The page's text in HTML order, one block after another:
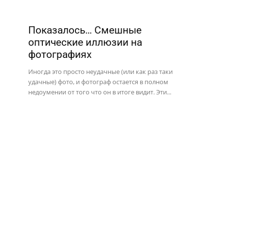
Показалось… Смешные
оптические иллюзии на
фотографиях
Иногда это просто неудачные (или как раз таки
удачные) фото, и фотограф остается в полном
недоумении от того что он в итоге видит. Эти...